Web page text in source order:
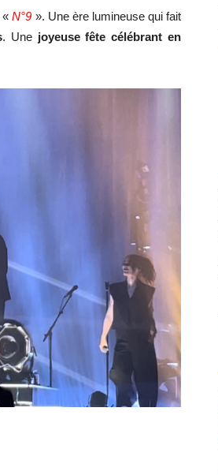
« N°9 ». Une ère lumineuse qui fait
. Unejoyeuse fête célébrant en